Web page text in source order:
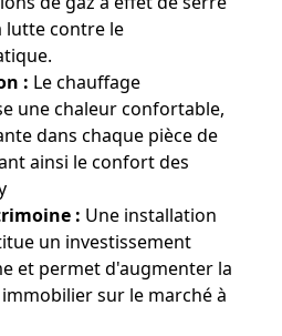
lutte contre le
: Le chauffage
une chaleur confortable,
dans chaque pièce de
ainsi le confort des
: Une installation
un investissement
et permet d'augmenter la
sur le marché à